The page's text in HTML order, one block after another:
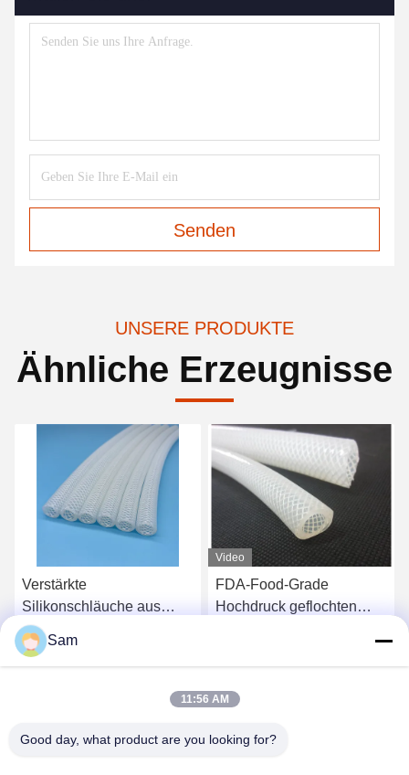
Senden
UNSERE PRODUKTE
Ähnliche Erzeugnisse
Verstärkte
Silikonschläuche aus
Polyester, geflochten,
hochtemperaturbeständig
in pharmazeutischen
Video
FDA-Food-Grade
Hochdruck geflochten
Sam
11:56 AM
Good day, what product are you looking for?